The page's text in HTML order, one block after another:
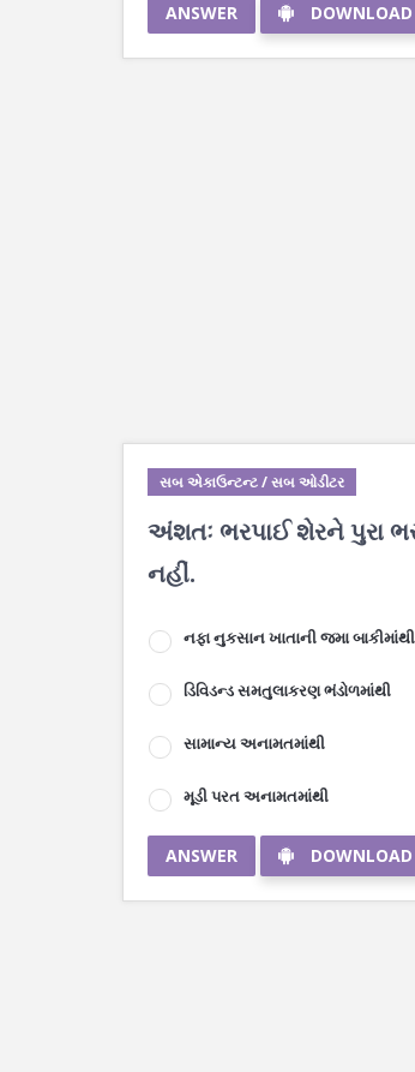
ANSWER
સબ એકાઉન્ટન્ટ / સબ ઓડીટર
અંશતઃ ભરપાઈ શેરને પુરા
નહીં.
નફા નુકસાન ખાતાની જમા બાકીમાંથી
ડિવિડન્ડ સમતુલાકરણ ભંડોળમાંથી
સામાન્ય અનામતમાંથી
મૂડી પરત અનામતમાંથી
ANSWER